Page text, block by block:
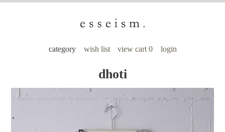
category wish list view cart 0 login
dhoti